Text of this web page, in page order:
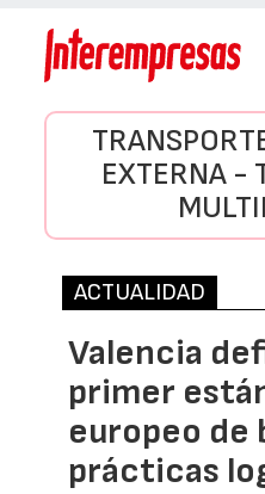
EXTERNA -
ACTUALIDAD
Valencia
primer
europeo de
prácticas